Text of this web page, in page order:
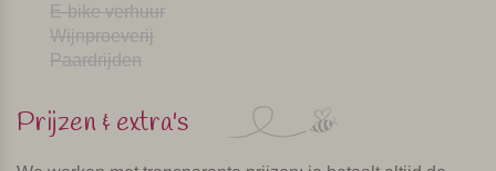
E-bike verhuur
Wijnproeverij
Paardrijden
Prijzen & extra's